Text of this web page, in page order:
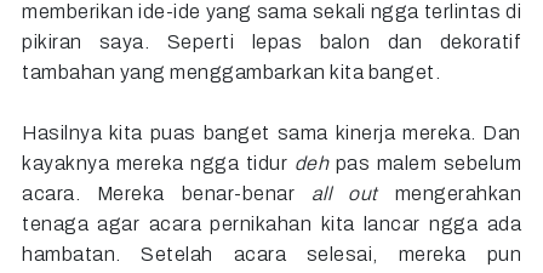
memberikan ide-ide yang sama sekali ngga terlintas di
pikiran saya. Seperti lepas balon dan dekoratif
tambahan yang menggambarkan kita banget.
Hasilnya kita puas banget sama kinerja mereka. Dan
kayaknya mereka ngga tidur dehpas malem sebelum
acara. Mereka benar-benar all outmengerahkan
tenaga agar acara pernikahan kita lancar ngga ada
hambatan. Setelah acara selesai, mereka pun